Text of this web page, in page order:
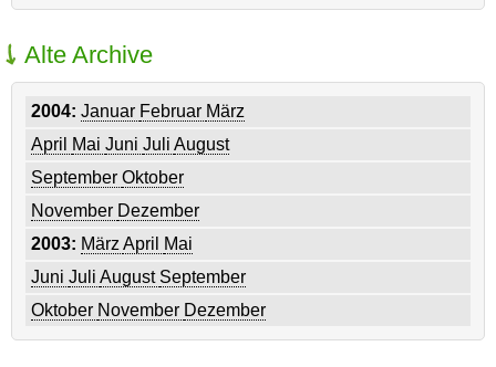
Alte Archive
2004: Januar Februar März
April
Mai Juni Juli August
September Oktober
November Dezember
2003: MärzApril
Mai
Juni Juli August September
Oktober November Dezember